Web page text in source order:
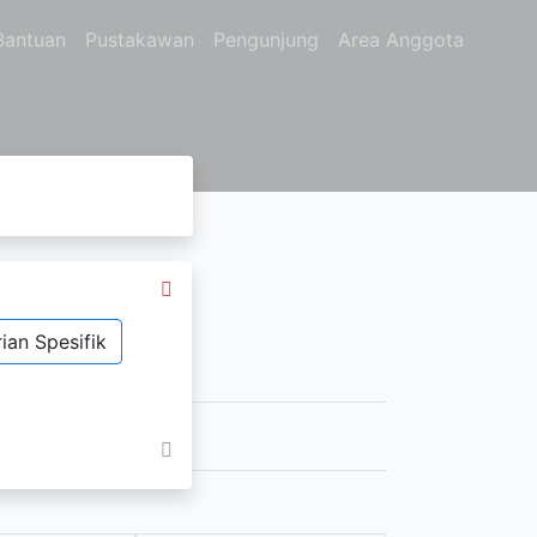
Pustakawan Pengunjung Area Anggota
Spesifik